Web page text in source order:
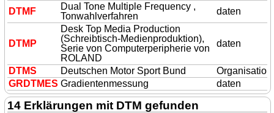
DTM F
Dual Tone Multiple Frequency ,
Tonwahlverfahren
daten
DTM P
Desk Top Media Production
(Schreibtisch-Medienproduktion),
Serie von Computerperipherie von
ROLAND
daten
DTMS Deutschen Motor Sport Bund
Organisation
GR DTM ES Gradientenmessung daten
14 Erklärungen mit DTM gefunden